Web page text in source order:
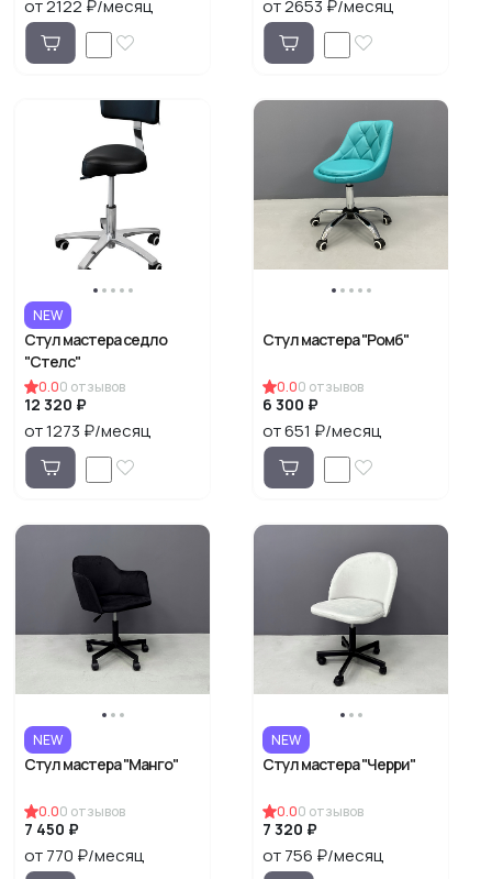
от 2122 ₽/месяц от 2653 ₽/месяц
NEW
Стул мастера седло
"Стелс"
0.00 отзывов
12 320 ₽
от 1273 ₽/месяц
Стул мастера "Ромб"
0.00 отзывов
6 300 ₽
от 651 ₽/месяц
NEW
Стул мастера "Манго"
0.00 отзывов
7 450 ₽
от 770 ₽/месяц
NEW
Стул мастера "Черри"
0.00 отзывов
7 320 ₽
от 756 ₽/месяц